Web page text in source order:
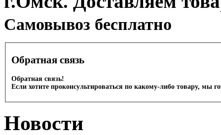
Cамовывоз бесплатно
Обратная связь
Обратная связь!
Если хотите проконсультироваться по какому-либо товару, мы
Новости